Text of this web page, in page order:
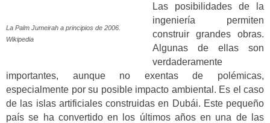
La Palm Jumeirah a principios de 2006.
Wikipedia
Las posibilidades de la
ingeniería permiten
construir grandes obras.
Algunas de ellas son
verdaderamente
importantes, aunque no exentas de polémicas,
especialmente por su posible impacto ambiental. Es el caso
de las islas artificiales construidas en Dubái. Este pequeño
país se ha convertido en los últimos años en una de las